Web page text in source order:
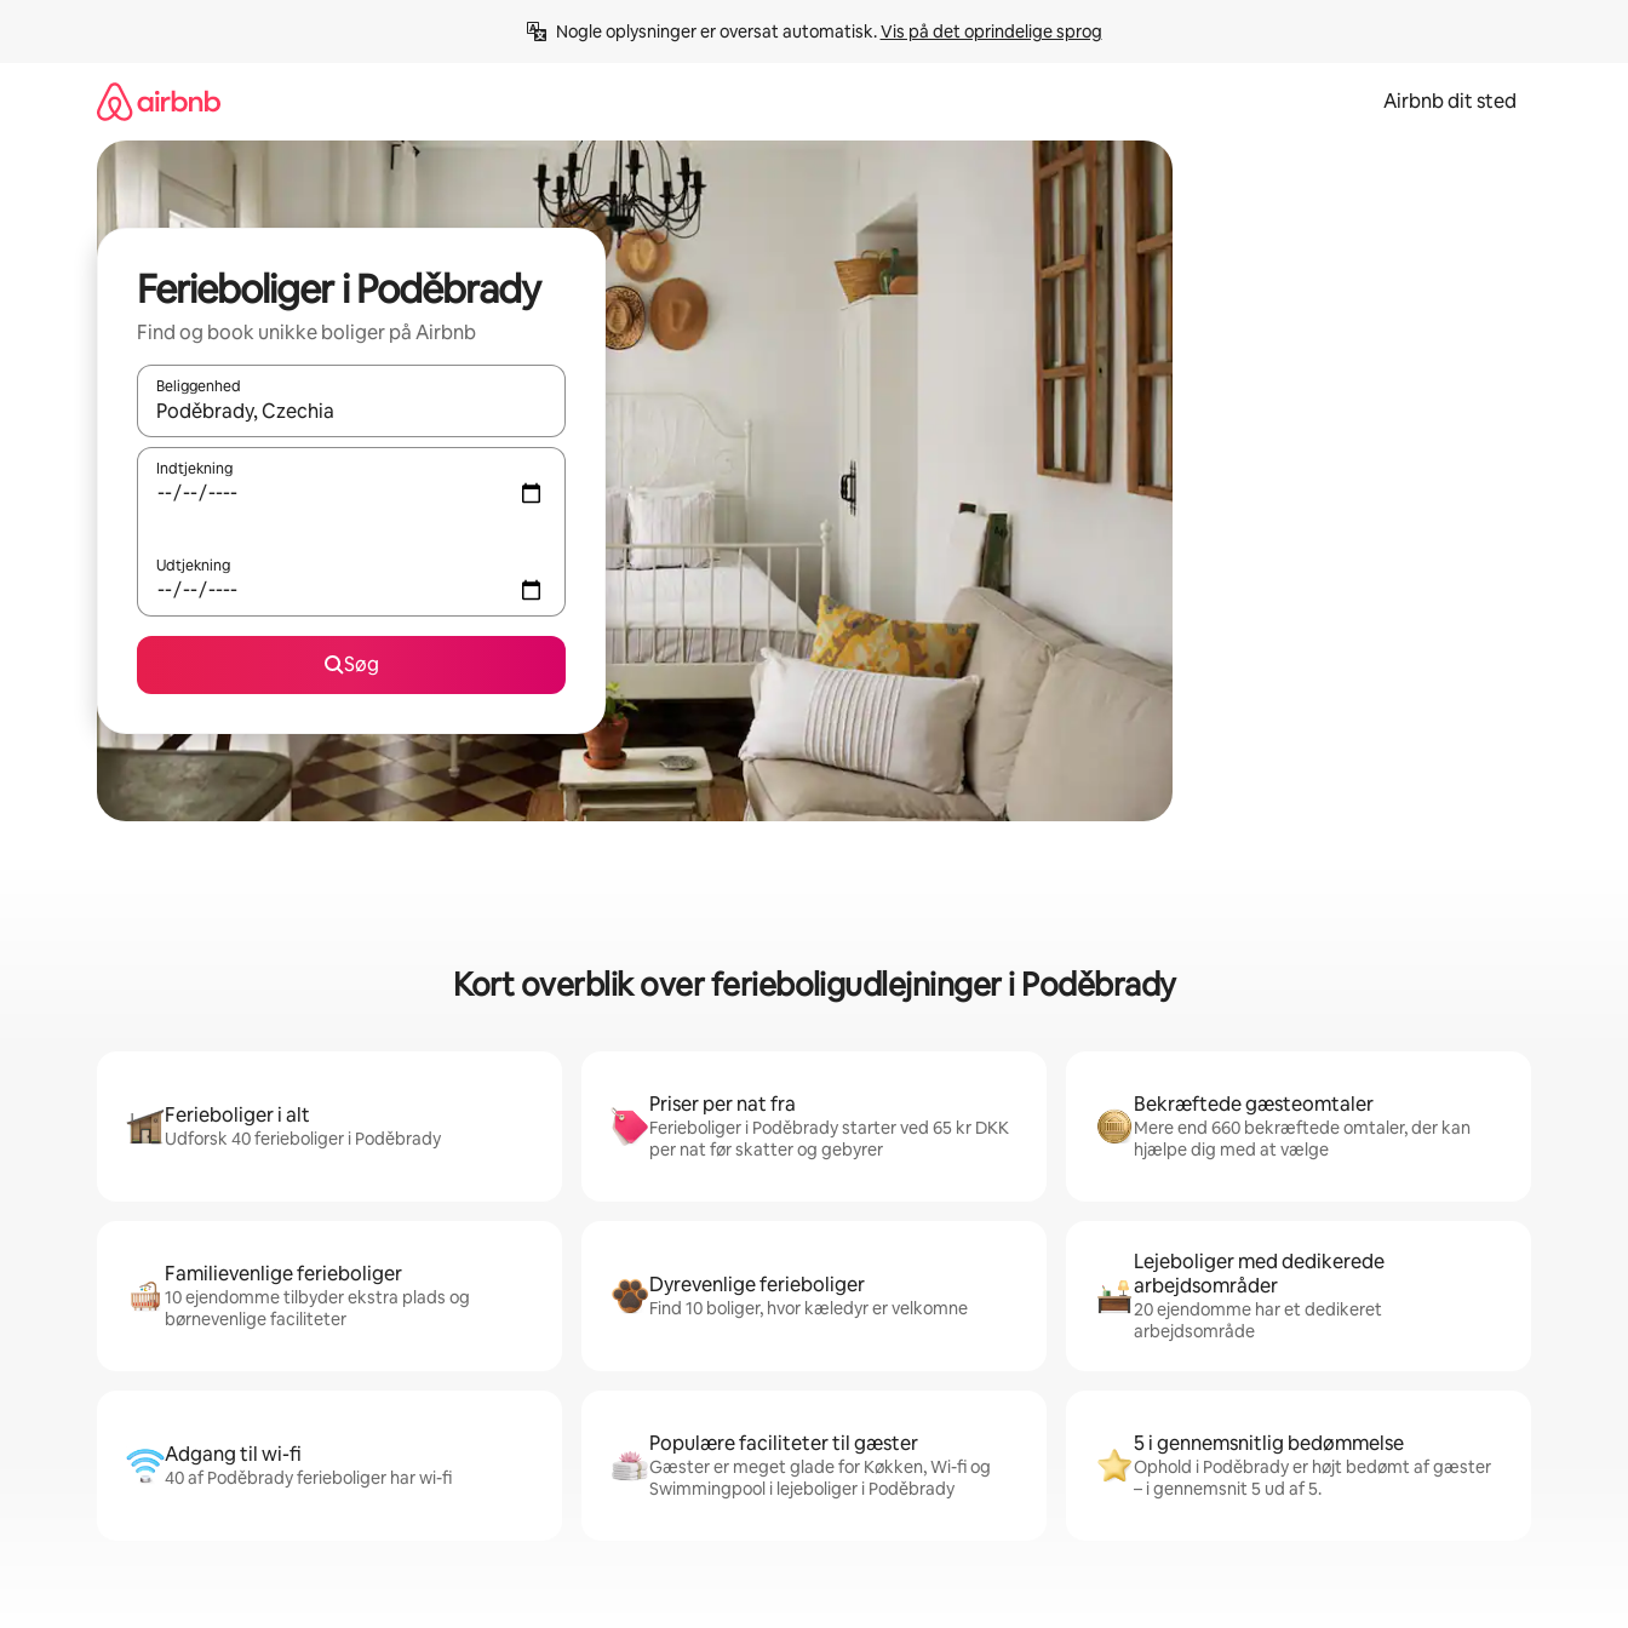
Nogle oplysninger er oversat automatisk. Vis på det oprindelige sprog
Airbnb dit sted
Ferieboliger i Poděbrady
Find og book unikke boliger på Airbnb
Beliggenhed
Når resultaterne er tilgængelige, skal du navigere med piletasterne op og ned eller se mere ved at trykke eller stryge.
Indtjekning
Udtjekning
Søg
Kort overblik over ferieboligudlejninger i Poděbrady
Ferieboliger i alt
Udforsk 40 ferieboliger i Poděbrady
Priser per nat fra
Ferieboliger i Poděbrady starter ved 65 kr DKK
per nat før skatter og gebyrer
Bekræftede gæsteomtaler
Mere end 660 bekræftede omtaler, der kan
hjælpe dig med at vælge
Familievenlige ferieboliger
10 ejendomme tilbyder ekstra plads og
børnevenlige faciliteter
Dyrevenlige ferieboliger
Find 10 boliger, hvor kæledyr er velkomne
Lejeboliger med dedikerede
arbejdsområder
20 ejendomme har et dedikeret
arbejdsområde
Adgang til wi-fi
40 af Poděbrady ferieboliger har wi-fi
Populære faciliteter til gæster
Gæster er meget glade for Køkken, Wi-fi og
Swimmingpool i lejeboliger i Poděbrady
5 i gennemsnitlig bedømmelse
Ophold i Poděbrady er højt bedømt af gæster
– i gennemsnit 5 ud af 5.